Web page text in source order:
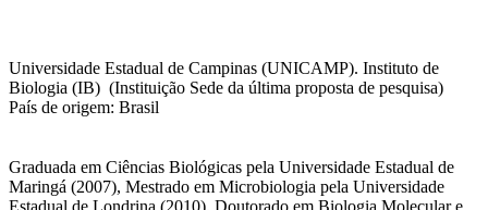
Universidade Estadual de Campinas (UNICAMP). Instituto de
Biologia (IB) (Instituição Sede da última proposta de pesquisa)
País de origem: Brasil
Graduada em Ciências Biológicas pela Universidade Estadual de
Maringá (2007), Mestrado em Microbiologia pela Universidade
Estadual de Londrina (2010), Doutorado em Biologia Molecular e